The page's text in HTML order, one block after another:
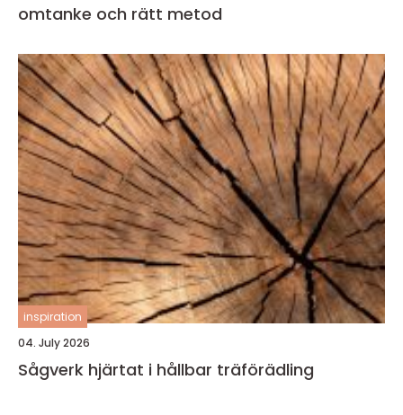
omtanke och rätt metod
inspiration
04. July 2026
Sågverk hjärtat i hållbar träförädling